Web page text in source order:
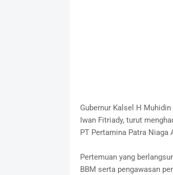
Gubernur Kalsel H
Iwan Fitriady, turut
PT Pertamina Patra Niaga
Pertemuan yang
BBM serta pengawasan